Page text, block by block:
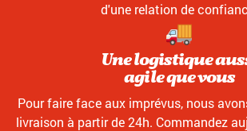
d'une relation de
Une logistique
agile que vous
Pour faire face aux imprévus, nous
livraison à partir de 24h. Commandez